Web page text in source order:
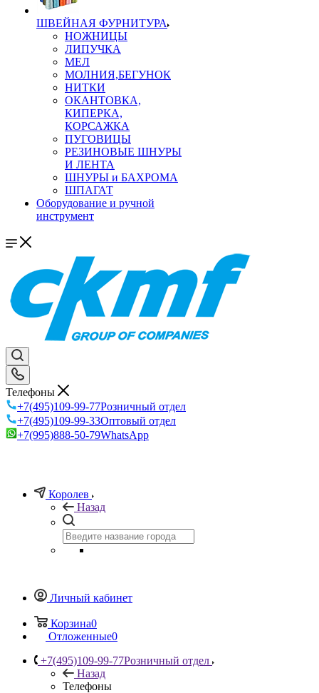
ШВЕЙНАЯ ФУРНИТУРА
НОЖНИЦЫ
ЛИПУЧКА
МЕЛ
МОЛНИЯ,БЕГУНОК
НИТКИ
ОКАНТОВКА,
КИПЕРКА,
КОРСАЖКА
ПУГОВИЦЫ
РЕЗИНОВЫЕ ШНУРЫ
И ЛЕНТА
ШНУРЫ и БАХРОМА
ШПАГАТ
Оборудование и ручной
инструмент
Телефоны
+7(495)109-99-77Розничный отдел
+7(495)109-99-33Оптовый отдел
+7(995)888-50-79WhatsApp
Королев
Назад
Личный кабинет
Корзина0
Отложенные0
+7(495)109-99-77Розничный отдел
Назад
Телефоны